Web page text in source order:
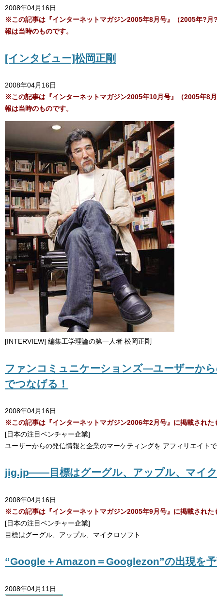
2008年04月16日
※この記事は『インターネットマガジン2005年8月号』（2005年?
報は当時のものです。
[インタビュー]松岡正剛
2008年04月16日
※この記事は『インターネットマガジン2005年10月号』（2005年8
報は当時のものです。
[INTERVIEW] 編集工学理論の第一人者 松岡正剛
ファンコミュニケーションズ―ユーザーか
でつなげる！
2008年04月16日
※この記事は『インターネットマガジン2006年2月号』に掲載され
[日本の注目ベンチャー企業]
ユーザーからの発信情報と企業のマーケティングを アフィリエイト
jig.jp――目標はグーグル、アップル、マイ
2008年04月16日
※この記事は『インターネットマガジン2005年9月号』に掲載され
[日本の注目ベンチャー企業]
目標はグーグル、アップル、マイクロソフト
“Google＋Amazon＝Googlezon”の出現を
2008年04月11日